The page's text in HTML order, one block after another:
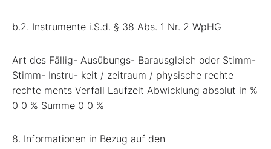
b.2. Instrumente i.S.d. § 38 Abs. 1 Nr. 2 WpHG
Art des Fällig- Ausübungs- Barausgleich oder Stimm-
Stimm- Instru- keit / zeitraum / physische rechte
rechte ments Verfall Laufzeit Abwicklung absolut in %
0 0 % Summe 0 0 %
8. Informationen in Bezug auf den